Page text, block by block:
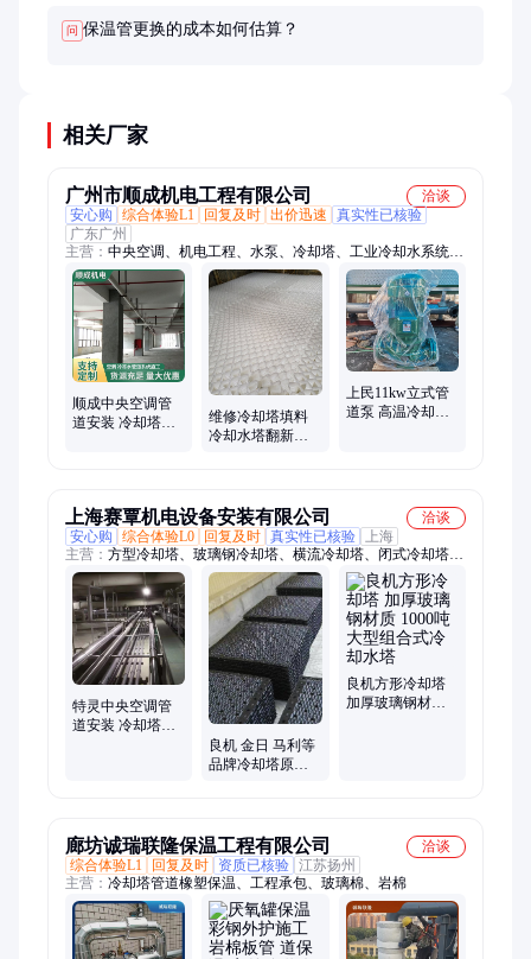
问 保温管更换的成本如何估算？
相关厂家
广州市顺成机电工程有限公司
洽谈
安心购
综合体验L1 回复及时 出价迅速
真实性已核验
广东广州
主营： 中央空调、机电工程、水泵、冷却塔、工业冷却水系统、
水系统管道工程
顺成中央空调管
道安装 冷却塔保
维修冷却塔填料
冷却水塔翻新改
上民11kw立式管
道泵 高温冷却塔
上海赛覃机电设备安装有限公司
洽谈
安心购
综合体验L0 回复及时 真实性已核验
上海
主营： 方型冷却塔、玻璃钢冷却塔、横流冷却塔、闭式冷却塔、
不锈钢冷却塔、冷却塔电机、冷却塔风机、逆流冷却塔、开式冷
却塔、冷却塔填料、冷却塔维修
特灵中央空调管
道安装 冷却塔保
良机 金日 马利等
品牌冷却塔原厂
良机方形冷却塔
加厚玻璃钢材质
廊坊诚瑞联隆保温工程有限公司
洽谈
综合体验L1
回复及时 资质已核验 江苏扬州
主营： 冷却塔管道橡塑保温、工程承包、玻璃棉、岩棉